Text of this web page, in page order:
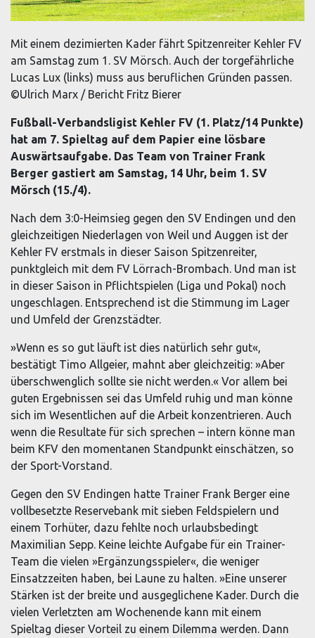
Mit einem dezimierten Kader fährt Spitzenreiter Kehler FV
am Samstag zum 1. SV Mörsch. Auch der torgefährliche
Lucas Lux (links) muss aus beruflichen Gründen passen.
©Ulrich Marx / Bericht Fritz Bierer
Fußball-Verbandsligist Kehler FV (1. Platz/14 Punkte)
hat am 7. Spieltag auf dem Papier eine lösbare
Auswärtsaufgabe. Das Team von Trainer Frank
Berger gastiert am Samstag, 14 Uhr, beim 1. SV
Mörsch (15./4).
Nach dem 3:0-Heimsieg gegen den SV Endingen und den
gleichzeitigen Niederlagen von Weil und Auggen ist der
Kehler FV erstmals in dieser Saison Spitzenreiter,
punktgleich mit dem FV Lörrach-Brombach. Und man ist
in dieser Saison in Pflichtspielen (Liga und Pokal) noch
ungeschlagen. Entsprechend ist die Stimmung im Lager
und Umfeld der Grenzstädter.
»Wenn es so gut läuft ist dies natürlich sehr gut«,
bestätigt Timo Allgeier, mahnt aber gleichzeitig: »Aber
überschwenglich sollte sie nicht werden.« Vor allem bei
guten Ergebnissen sei das Umfeld ruhig und man könne
sich im Wesentlichen auf die Arbeit konzentrieren. Auch
wenn die Resultate für sich sprechen – intern könne man
beim KFV den momentanen Standpunkt einschätzen, so
der Sport-Vorstand.
Gegen den SV Endingen hatte Trainer Frank Berger eine
vollbesetzte Reservebank mit sieben Feldspielern und
einem Torhüter, dazu fehlte noch urlaubsbedingt
Maximilian Sepp. Keine leichte Aufgabe für ein Trainer-
Team die vielen »Ergänzungsspieler«, die weniger
Einsatzzeiten haben, bei Laune zu halten. »Eine unserer
Stärken ist der breite und ausgeglichene Kader. Durch die
vielen Verletzten am Wochenende kann mit einem
Spieltag dieser Vorteil zu einem Dilemma werden. Dann